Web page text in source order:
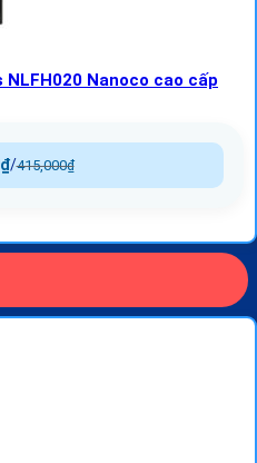
NLFH020 Nanoco cao cấp
415,000₫
/
₫